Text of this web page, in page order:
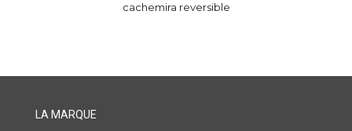
cachemira reversible
LA MARQUE